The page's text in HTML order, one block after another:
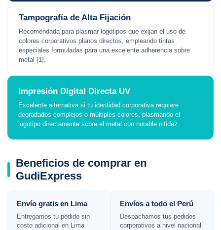
Tampografía de Alta Fijación
Recomendada para plasmar logotipos que exijan el uso de
colores corporativos planos directos, empleando tintas
especiales formuladas para una excelente adherencia sobre
metal [1].
Impresión Digital Directa UV
Excelente alternativa si tu identidad corporativa requiere
degradados complejos o múltiples colores, plasmando el
logotipo directamente sobre el metal con notable nitidez.
Beneficios de comprar en
GudiExpress
Envío gratis en Lima
Entregamos tu pedido sin
costo adicional en Lima
Envíos a todo el Perú
Despachamos tus pedidos
corporativos a nivel nacional